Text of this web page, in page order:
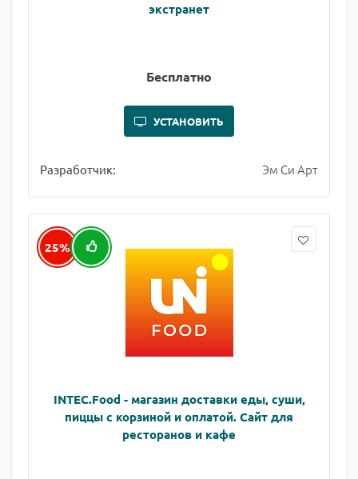
экстранет
Бесплатно
УСТАНОВИТЬ
Разработчик: Эм Си Арт
25%
INTEC.Food - магазин доставки еды, суши,
пиццы с корзиной и оплатой. Сайт для
ресторанов и кафе